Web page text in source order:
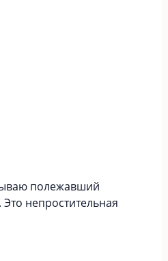
полежавший
непростительная